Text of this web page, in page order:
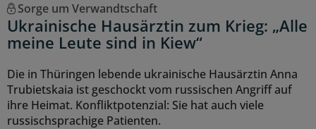
Sorge um Verwandtschaft
Ukrainische Hausärztin zum Krieg: „Alle
meine Leute sind in Kiew“
Die in Thüringen lebende ukrainische Hausärztin Anna
Trubietskaia ist geschockt vom russischen Angriff auf
ihre Heimat. Konfliktpotenzial: Sie hat auch viele
russischsprachige Patienten.